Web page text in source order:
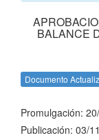
BALANCE
Documento
Promulgación:
Publicación: 03/